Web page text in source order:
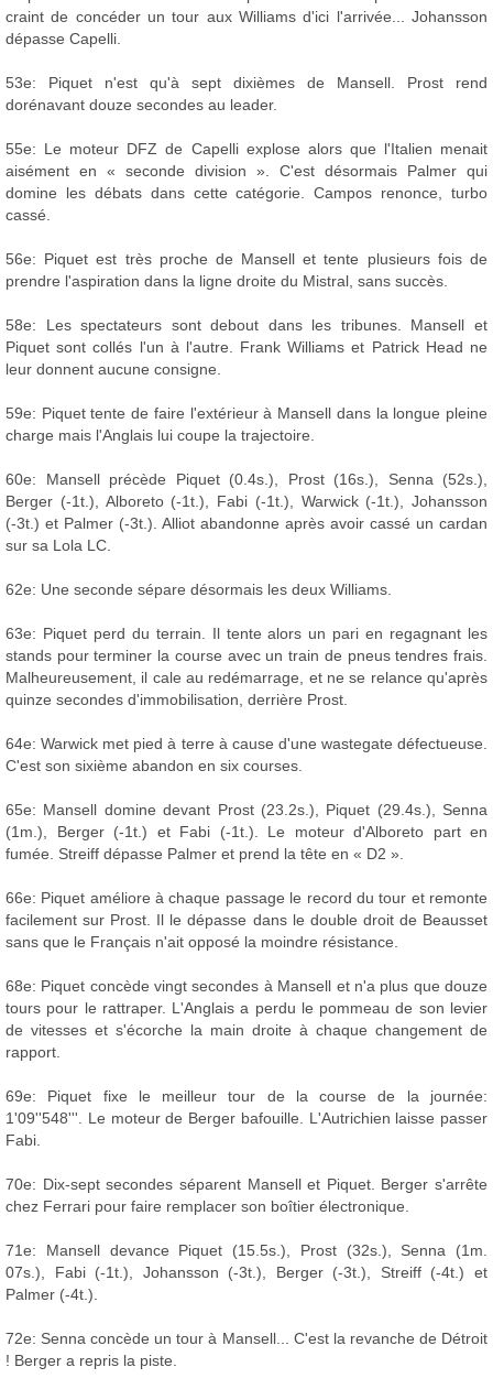
craint de concéder un tour aux Williams d'ici l'arrivée... Johansson
dépasse Capelli.
53e: Piquet n'est qu'à sept dixièmes de Mansell. Prost rend
dorénavant douze secondes au leader.
55e: Le moteur DFZ de Capelli explose alors que l'Italien menait
aisément en « seconde division ». C'est désormais Palmer qui
domine les débats dans cette catégorie. Campos renonce, turbo
cassé.
56e: Piquet est très proche de Mansell et tente plusieurs fois de
prendre l'aspiration dans la ligne droite du Mistral, sans succès.
58e: Les spectateurs sont debout dans les tribunes. Mansell et
Piquet sont collés l'un à l'autre. Frank Williams et Patrick Head ne
leur donnent aucune consigne.
59e: Piquet tente de faire l'extérieur à Mansell dans la longue pleine
charge mais l'Anglais lui coupe la trajectoire.
60e: Mansell précède Piquet (0.4s.), Prost (16s.), Senna (52s.),
Berger (-1t.), Alboreto (-1t.), Fabi (-1t.), Warwick (-1t.), Johansson
(-3t.) et Palmer (-3t.). Alliot abandonne après avoir cassé un cardan
sur sa Lola LC.
62e: Une seconde sépare désormais les deux Williams.
63e: Piquet perd du terrain. Il tente alors un pari en regagnant les
stands pour terminer la course avec un train de pneus tendres frais.
Malheureusement, il cale au redémarrage, et ne se relance qu'après
quinze secondes d'immobilisation, derrière Prost.
64e: Warwick met pied à terre à cause d'une wastegate défectueuse.
C'est son sixième abandon en six courses.
65e: Mansell domine devant Prost (23.2s.), Piquet (29.4s.), Senna
(1m.), Berger (-1t.) et Fabi (-1t.). Le moteur d'Alboreto part en
fumée. Streiff dépasse Palmer et prend la tête en « D2 ».
66e: Piquet améliore à chaque passage le record du tour et remonte
facilement sur Prost. Il le dépasse dans le double droit de Beausset
sans que le Français n'ait opposé la moindre résistance.
68e: Piquet concède vingt secondes à Mansell et n'a plus que douze
tours pour le rattraper. L'Anglais a perdu le pommeau de son levier
de vitesses et s'écorche la main droite à chaque changement de
rapport.
69e: Piquet fixe le meilleur tour de la course de la journée:
1'09''548'''. Le moteur de Berger bafouille. L'Autrichien laisse passer
Fabi.
70e: Dix-sept secondes séparent Mansell et Piquet. Berger s'arrête
chez Ferrari pour faire remplacer son boîtier électronique.
71e: Mansell devance Piquet (15.5s.), Prost (32s.), Senna (1m.
07s.), Fabi (-1t.), Johansson (-3t.), Berger (-3t.), Streiff (-4t.) et
Palmer (-4t.).
72e: Senna concède un tour à Mansell... C'est la revanche de Détroit
! Berger a repris la piste.